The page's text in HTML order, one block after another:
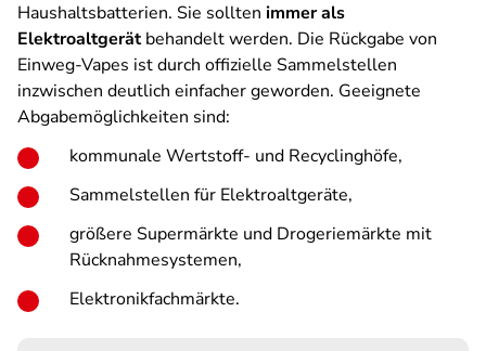
Haushaltsbatterien. Sie sollten immer als
Elektroaltgerätbehandelt werden. Die Rückgabe von
Einweg-Vapes ist durch offizielle Sammelstellen
inzwischen deutlich einfacher geworden. Geeignete
Abgabemöglichkeiten sind:
kommunale Wertstoff- und Recyclinghöfe,
Sammelstellen für Elektroaltgeräte,
größere Supermärkte und Drogeriemärkte mit
Rücknahmesystemen,
Elektronikfachmärkte.